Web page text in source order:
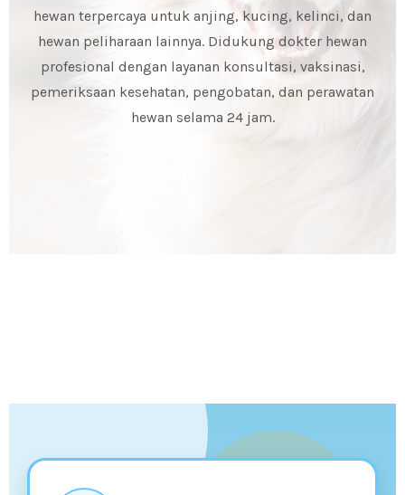
hewan terpercaya untuk anjing, kucing, kelinci, dan
hewan peliharaan lainnya. Didukung dokter hewan
profesional dengan layanan konsultasi, vaksinasi,
pemeriksaan kesehatan, pengobatan, dan perawatan
hewan selama 24 jam.